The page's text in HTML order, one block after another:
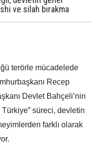
ve silah bırakma
terörle mücadelede
Recep
Devlet Bahçeli’nin
süreci, devletin
farklı olarak